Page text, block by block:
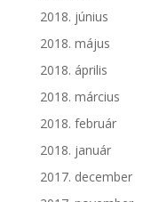
2018. június
2018. május
2018. április
2018. március
2018. február
2018. január
2017. december